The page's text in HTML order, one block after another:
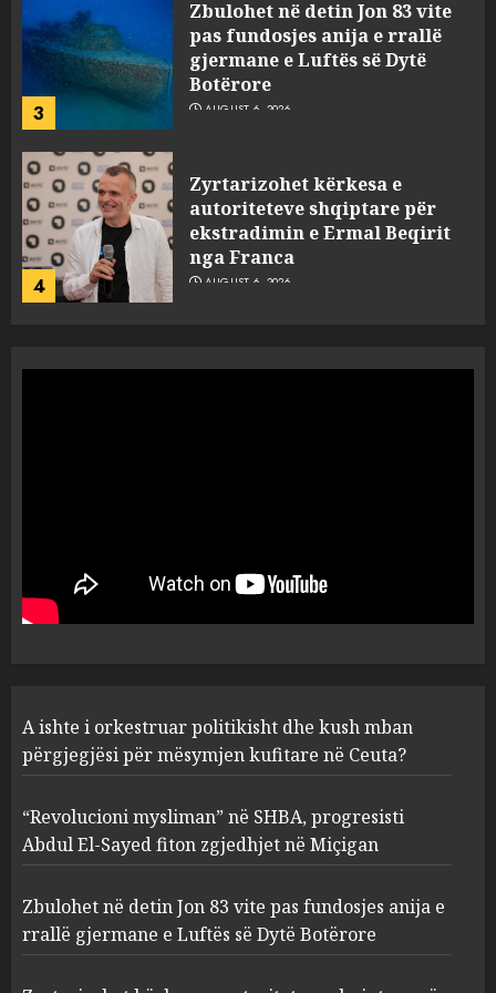
3
Zbulohet në detin Jon 83 vite
pas fundosjes anija e rrallë
gjermane e Luftës së Dytë
Botërore
AUGUST 6, 2026
4
Zyrtarizohet kërkesa e
autoriteteve shqiptare për
ekstradimin e Ermal Beqirit
nga Franca
AUGUST 6, 2026
A do të ketë rrezik për Tokën?
1
për mësymjen kufitare në
Ceuta?
AUGUST 6, 2026
2
SHBA, progresisti Abdul El-
Sayed fiton zgjedhjet në
Miçigan
pas fundosjes anija e rrallë
gjermane e Luftës së Dytë
Botërore
A ishte i orkestruar politikisht dhe kush mban
përgjegjësi për mësymjen kufitare në Ceuta?
“Revolucioni mysliman” në SHBA, progresisti
Abdul El-Sayed fiton zgjedhjet në Miçigan
Zbulohet në detin Jon 83 vite pas fundosjes anija e
rrallë gjermane e Luftës së Dytë Botërore